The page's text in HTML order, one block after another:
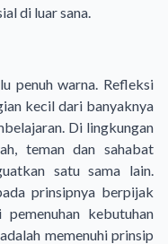
di luar sana.
penuh warna. Refleksi
kecil dari banyaknya
Di lingkungan
teman dan sahabat
satu sama lain.
prinsipnya berpijak
kebutuhan
memenuhi prinsip